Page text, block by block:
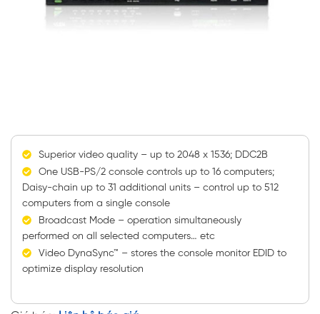
Superior video quality – up to 2048 x 1536; DDC2B
One USB-PS/2 console controls up to 16 computers;
Daisy-chain up to 31 additional units – control up to 512
computers from a single console
Broadcast Mode – operation simultaneously
performed on all selected computers… etc
Video DynaSync™ – stores the console monitor EDID to
optimize display resolution